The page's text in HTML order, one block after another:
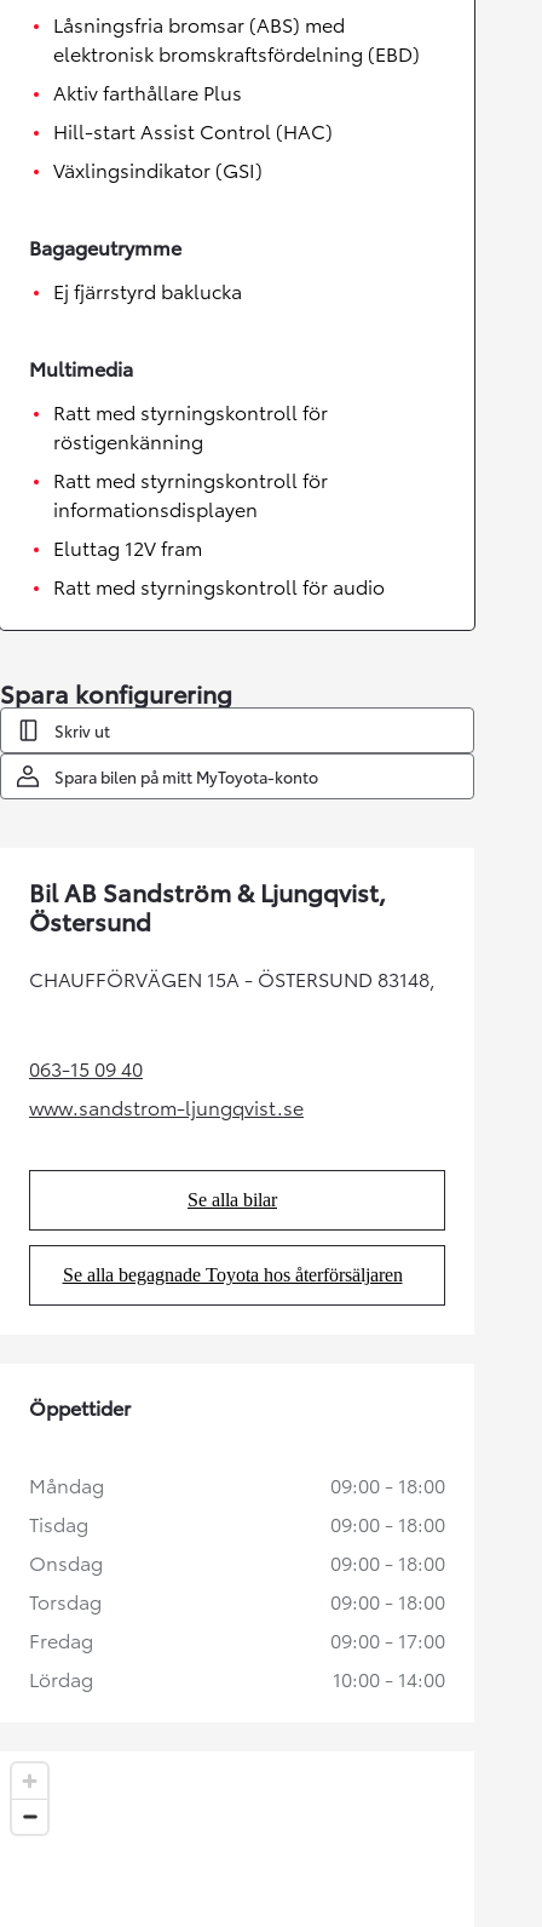
Låsningsfria bromsar (ABS) med
elektronisk bromskraftsfördelning (EBD)
Aktiv farthållare Plus
Hill-start Assist Control (HAC)
Växlingsindikator (GSI)
Bagageutrymme
Ej fjärrstyrd baklucka
Multimedia
Ratt med styrningskontroll för
röstigenkänning
Ratt med styrningskontroll för
informationsdisplayen
Eluttag 12V fram
Ratt med styrningskontroll för audio
Spara konfigurering
Skriv ut
Spara bilen på mitt MyToyota-konto
Bil AB Sandström & Ljungqvist,
Östersund
CHAUFFÖRVÄGEN 15A - ÖSTERSUND 83148,
063-15 09 40(Opens in new tab)
www.sandstrom-ljungqvist.se
(Opens in new tab)
Se alla bilar
(Opens in new tab)
Se alla begagnade Toyota hos återförsäljaren
(Opens in new tab)
Öppettider
Måndag
09:00 - 18:00
Tisdag
09:00 - 18:00
Onsdag
09:00 - 18:00
Torsdag
09:00 - 18:00
Fredag
09:00 - 17:00
Lördag
10:00 - 14:00